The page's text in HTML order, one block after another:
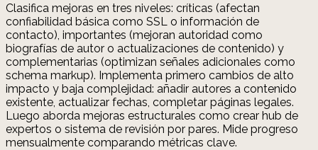
Clasifica mejoras en tres niveles: críticas (afectan
confiabilidad básica como SSL o información de
contacto), importantes (mejoran autoridad como
biografías de autor o actualizaciones de contenido) y
complementarias (optimizan señales adicionales como
schema markup). Implementa primero cambios de alto
impacto y baja complejidad: añadir autores a contenido
existente, actualizar fechas, completar páginas legales.
Luego aborda mejoras estructurales como crear hub de
expertos o sistema de revisión por pares. Mide progreso
mensualmente comparando métricas clave.